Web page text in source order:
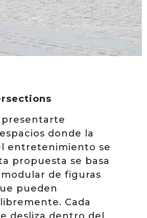
presentarte
donde la
entretenimiento se
propuesta se basa
de figuras
pueden
Cada